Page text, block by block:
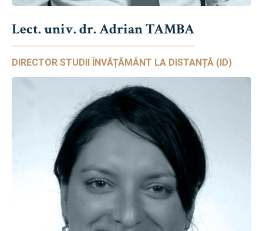
Lect. univ. dr. Adrian TAMBA
DIRECTOR STUDII ÎNVĂȚĂMÂNT LA DISTANȚĂ (ID)